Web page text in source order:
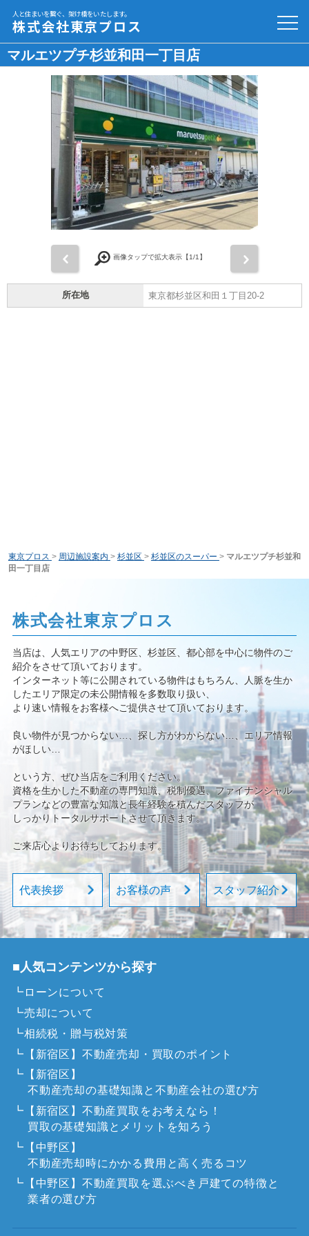
人と住まいを繋ぐ、架け橋をいたします。
株式会社東京プロス
マルエツプチ杉並和田一丁目店
画像タップで拡大表示【1/1】
所在地 東京都杉並区和田１丁目20-2
東京プロス > 周辺施設案内 > 杉並区 > 杉並区のスーパー > マルエツプチ杉並和
田一丁目店
株式会社東京プロス
当店は、人気エリアの中野区、杉並区、都心部を中心に物件のご
紹介をさせて頂いております。
インターネット等に公開されている物件はもちろん、人脈を生か
したエリア限定の未公開情報を多数取り扱い、
より速い情報をお客様へご提供させて頂いております。
良い物件が見つからない…、探し方がわからない…、エリア情報
がほしい…
という方、ぜひ当店をご利用ください。
資格を生かした不動産の専門知識、税制優遇、ファイナンシャル
プランなどの豊富な知識と長年経験を積んだスタッフが
しっかりトータルサポートさせて頂きます。
ご来店心よりお待ちしております。
代表挨拶 お客様の声 スタッフ紹介
■人気コンテンツから探す
┗ローンについて
┗売却について
┗相続税・贈与税対策
┗【新宿区】不動産売却・買取のポイント
┗【新宿区】
不動産売却の基礎知識と不動産会社の選び方
┗【新宿区】不動産買取をお考えなら！
買取の基礎知識とメリットを知ろう
┗【中野区】
不動産売却時にかかる費用と高く売るコツ
┗【中野区】不動産買取を選ぶべき戸建ての特徴と
業者の選び方